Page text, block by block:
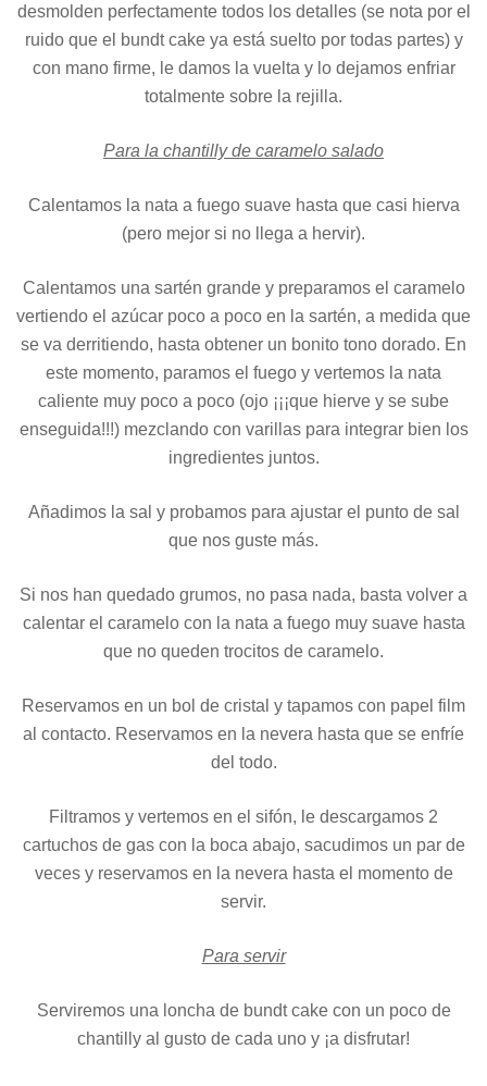
desmolden perfectamente todos los detalles (se nota por el
ruido que el bundt cake ya está suelto por todas partes) y
con mano firme, le damos la vuelta y lo dejamos enfriar
totalmente sobre la rejilla.
Para la chantilly de caramelo salado
Calentamos la nata a fuego suave hasta que casi hierva
(pero mejor si no llega a hervir).
Calentamos una sartén grande y preparamos el caramelo
vertiendo el azúcar poco a poco en la sartén, a medida que
se va derritiendo, hasta obtener un bonito tono dorado. En
este momento, paramos el fuego y vertemos la nata
caliente muy poco a poco (ojo ¡¡¡que hierve y se sube
enseguida!!!) mezclando con varillas para integrar bien los
ingredientes juntos.
Añadimos la sal y probamos para ajustar el punto de sal
que nos guste más.
Si nos han quedado grumos, no pasa nada, basta volver a
calentar el caramelo con la nata a fuego muy suave hasta
que no queden trocitos de caramelo.
Reservamos en un bol de cristal y tapamos con papel film
al contacto. Reservamos en la nevera hasta que se enfríe
del todo.
Filtramos y vertemos en el sifón, le descargamos 2
cartuchos de gas con la boca abajo, sacudimos un par de
veces y reservamos en la nevera hasta el momento de
servir.
Para servir
Serviremos una loncha de bundt cake con un poco de
chantilly al gusto de cada uno y ¡a disfrutar!